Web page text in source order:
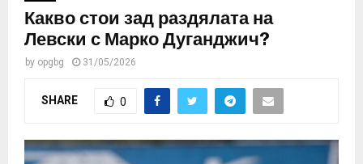
Какво стои зад раздялата на
Левски с Марко Дуганджич?
by opgbg 31/05/2026
SHARE 0